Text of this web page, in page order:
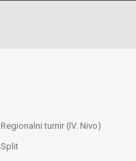
Regionalni turnir (IV. Nivo)
Split